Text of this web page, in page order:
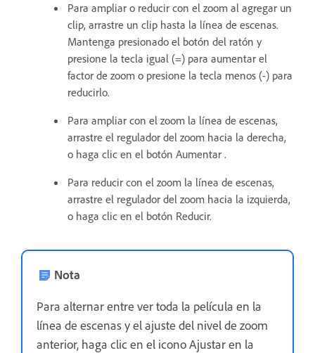
Para ampliar o reducir con el zoom al agregar un
clip, arrastre un clip hasta la línea de escenas.
Mantenga presionado el botón del ratón y
presione la tecla igual (=) para aumentar el
factor de zoom o presione la tecla menos (-) para
reducirlo.
Para ampliar con el zoom la línea de escenas,
arrastre el regulador del zoom hacia la derecha,
o haga clic en el botón Aumentar .
Para reducir con el zoom la línea de escenas,
arrastre el regulador del zoom hacia la izquierda,
o haga clic en el botón Reducir.
Nota
Para alternar entre ver toda la película en la
línea de escenas y el ajuste del nivel de zoom
anterior, haga clic en el icono Ajustar en la